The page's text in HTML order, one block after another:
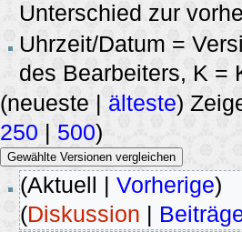
Unterschied zur
Uhrzeit/Datum =
des Bearbeiters, K =
(neueste | älteste)
250 | 500)
(Aktuell | Vorherige)
(Diskussion |